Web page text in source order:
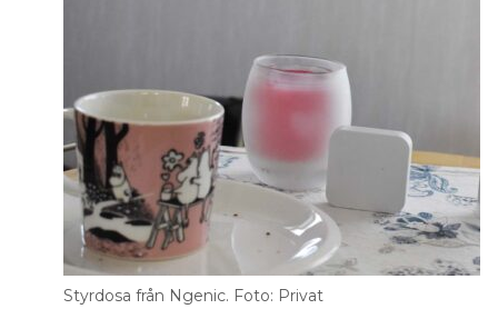
Styrdosa från Ngenic. Foto: Privat